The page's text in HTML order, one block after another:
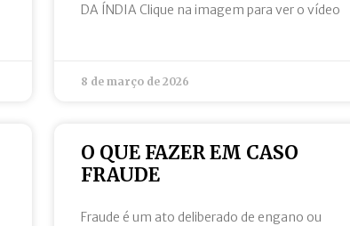
DA ÍNDIA Clique na imagem para ver o vídeo
8 de março de 2026
O QUE FAZER EM CASO
FRAUDE
Fraude é um ato deliberado de engano ou